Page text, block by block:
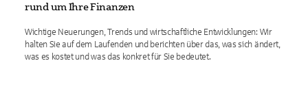
rund um Ihre Finanzen
Wichtige Neuerungen, Trends und wirtschaftliche Entwicklungen: Wir
halten Sie auf dem Laufenden und berichten über das, was sich ändert,
was es kostet und was das konkret für Sie bedeutet.